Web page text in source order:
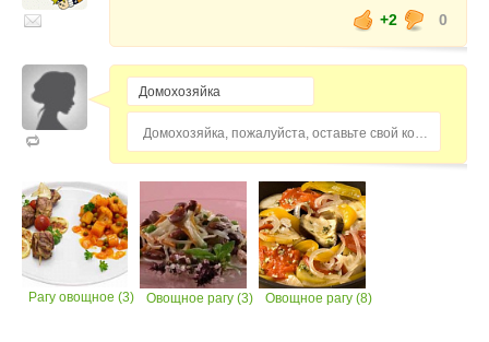
+2
0
Домохозяйка, пожалуйста, оставьте свой комментарий...
Рагу овощное (3) Овощное рагу (3) Овощное рагу (8)